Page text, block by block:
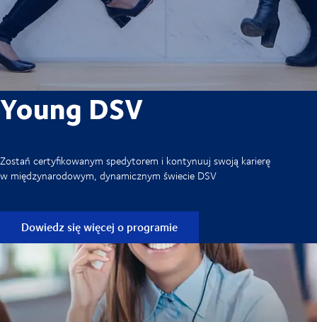
Young DSV
Zostań certyfikowanym spedytorem i kontynuuj swoją karierę
w międzynarodowym, dynamicznym świecie DSV
Dowiedz się więcej o programie